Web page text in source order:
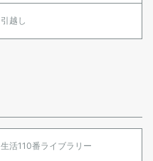
引越し
生活110番ライブラリー